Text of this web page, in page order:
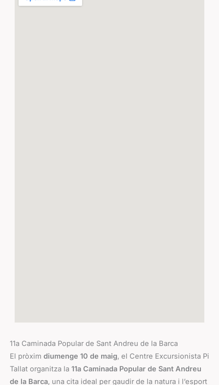
11a Caminada Popular de Sant Andreu de la Barca
El pròxim diumenge 10 de maig, el Centre Excursionista Pi
Tallat organitza la 11a Caminada Popular de Sant Andreu
de la Barca, una cita ideal per gaudir de la natura i l’esport